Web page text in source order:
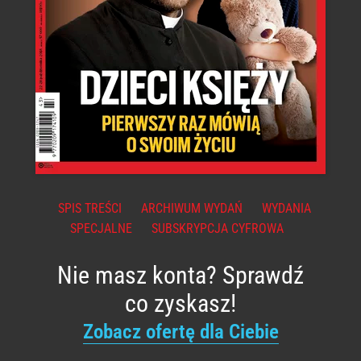
SPIS TREŚCI ARCHIWUM WYDAŃ
WYDANIA
SPECJALNE
SUBSKRYPCJA CYFROWA
Nie masz konta? Sprawdź
co zyskasz!
Zobacz ofertę dla Ciebie